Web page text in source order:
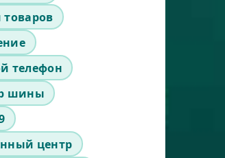
телефон
шины
центр